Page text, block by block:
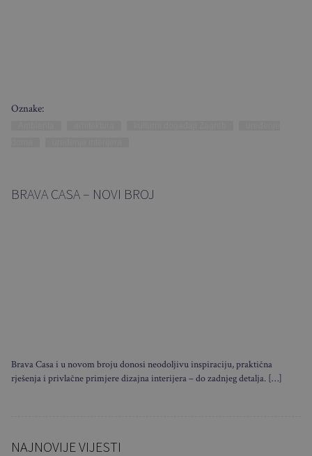
Oznake:
BRAVA CASA – NOVI BROJ
Brava Casa i u novom broju donosi neodoljivu inspiraciju, praktična
rješenja i privlačne primjere dizajna interijera – do zadnjeg detalja. […]
NAJNOVIJE VIJESTI